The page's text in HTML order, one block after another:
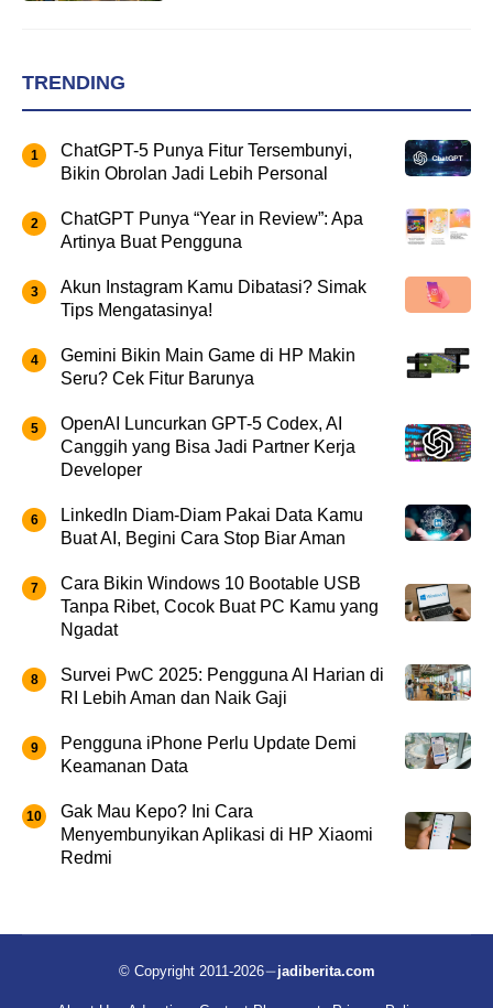
TRENDING
ChatGPT-5 Punya Fitur Tersembunyi,
Bikin Obrolan Jadi Lebih Personal
ChatGPT Punya “Year in Review”: Apa
Artinya Buat Pengguna
Akun Instagram Kamu Dibatasi? Simak
Tips Mengatasinya!
Gemini Bikin Main Game di HP Makin
Seru? Cek Fitur Barunya
OpenAI Luncurkan GPT-5 Codex, AI
Canggih yang Bisa Jadi Partner Kerja
Developer
LinkedIn Diam-Diam Pakai Data Kamu
Buat AI, Begini Cara Stop Biar Aman
Cara Bikin Windows 10 Bootable USB
Tanpa Ribet, Cocok Buat PC Kamu yang
Ngadat
Survei PwC 2025: Pengguna AI Harian di
RI Lebih Aman dan Naik Gaji
Pengguna iPhone Perlu Update Demi
Keamanan Data
Gak Mau Kepo? Ini Cara
Menyembunyikan Aplikasi di HP Xiaomi
Redmi
© Copyright 2011-2026 jadiberita.com